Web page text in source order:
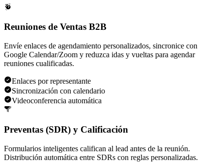
Reuniones de Ventas B2B
Envíe enlaces de agendamiento personalizados, sincronice con
Google Calendar/Zoom y reduzca idas y vueltas para agendar
reuniones cualificadas.
Enlaces por representante
Sincronización con calendario
Videoconferencia automática
Preventas (SDR) y Calificación
Formularios inteligentes califican al lead antes de la reunión.
Distribución automática entre SDRs con reglas personalizadas.